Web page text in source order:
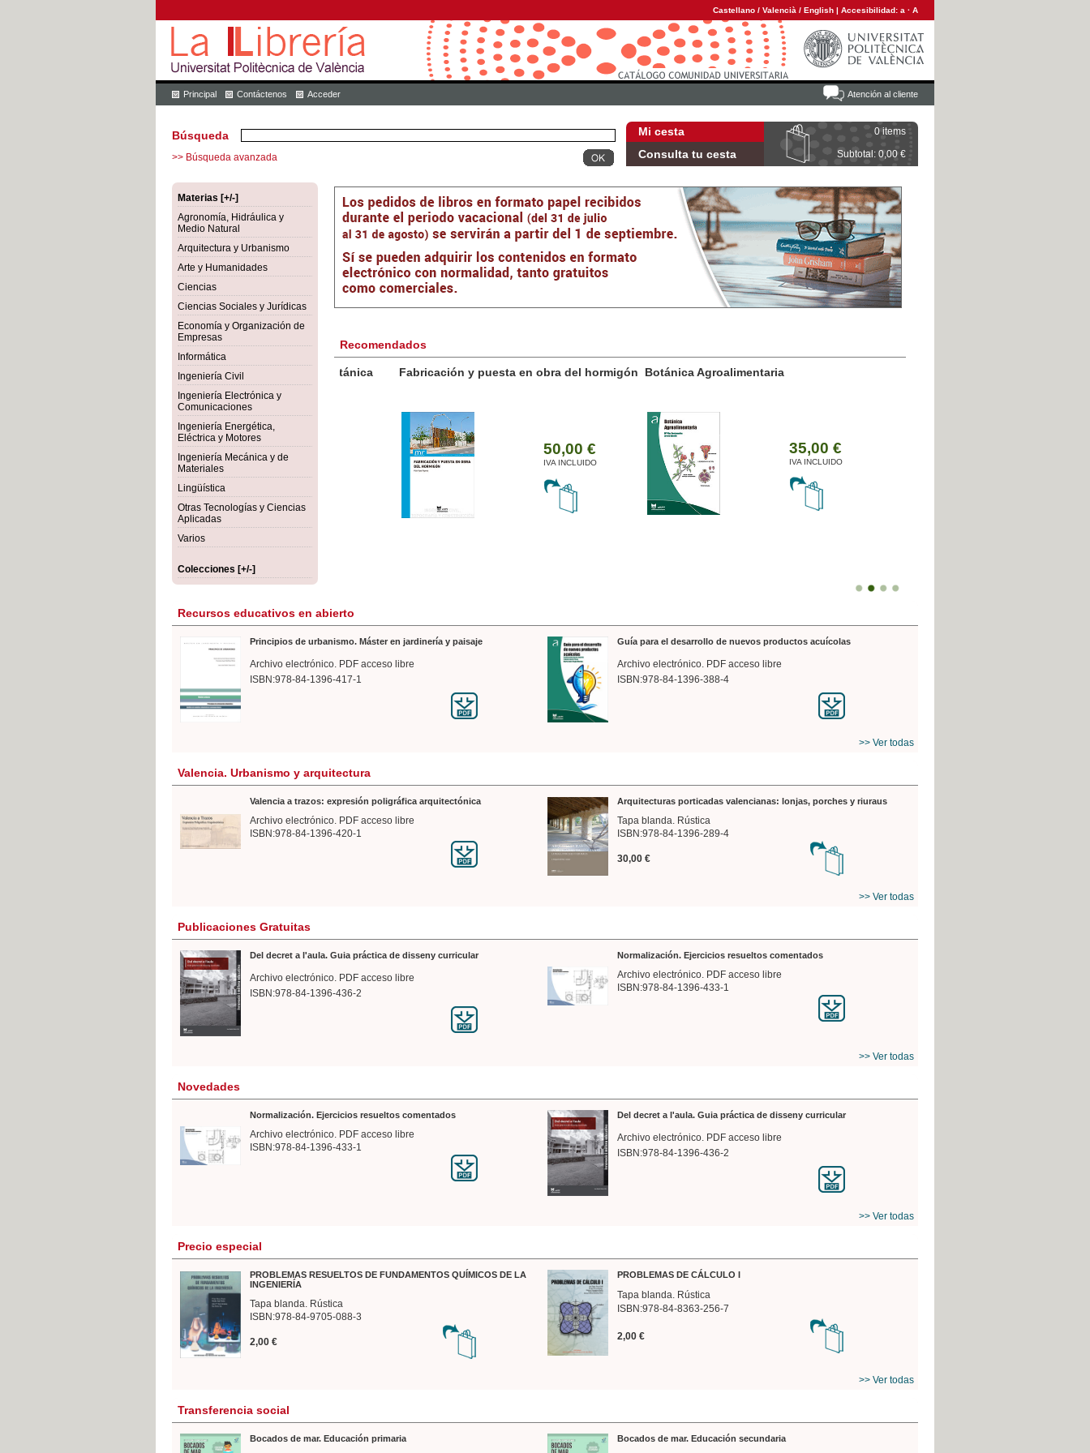
Castellano / Valencià / English | Accesibilidad: a · A
Atención al cliente
Principal Contáctenos Acceder
Mi cesta 0 items
Consulta tu cesta Subtotal: 0,00 €
Búsqueda
>> Búsqueda avanzada
Materias [+/-]
Agronomía, Hidráulica y
Medio Natural
Arquitectura y Urbanismo
Arte y Humanidades
Ciencias
Ciencias Sociales y Jurídicas
Economía y Organización de
Empresas
Informática
Ingeniería Civil
Ingeniería Electrónica y
Comunicaciones
Ingeniería Energética,
Eléctrica y Motores
Ingeniería Mecánica y de
Materiales
Lingüística
Otras Tecnologías y Ciencias
Aplicadas
Varios
Colecciones [+/-]
Recomendados
Botánica Agroalimentaria
Valencia a trazos: expresión poligráfica
Recursos educativos en abierto
Principios de urbanismo. Máster en jardinería y paisaje
Archivo electrónico. PDF acceso libre
ISBN:978-84-1396-417-1
Guía para el desarrollo de nuevos productos acuícolas
Archivo electrónico. PDF acceso libre
ISBN:978-84-1396-388-4
>> Ver todas
Valencia. Urbanismo y arquitectura
Valencia a trazos: expresión poligráfica arquitectónica
Archivo electrónico. PDF acceso libre
ISBN:978-84-1396-420-1
Arquitecturas porticadas valencianas: lonjas, porches y riuraus
Tapa blanda. Rústica
ISBN:978-84-1396-289-4
30,00 €
>> Ver todas
Publicaciones Gratuitas
Del decret a l'aula. Guia práctica de disseny curricular
Archivo electrónico. PDF acceso libre
ISBN:978-84-1396-436-2
Normalización. Ejercicios resueltos comentados
Archivo electrónico. PDF acceso libre
ISBN:978-84-1396-433-1
>> Ver todas
Novedades
Normalización. Ejercicios resueltos comentados
Archivo electrónico. PDF acceso libre
ISBN:978-84-1396-433-1
Del decret a l'aula. Guia práctica de disseny curricular
Archivo electrónico. PDF acceso libre
ISBN:978-84-1396-436-2
>> Ver todas
Precio especial
PROBLEMAS RESUELTOS DE FUNDAMENTOS QUÍMICOS DE LA
INGENIERÍA
Tapa blanda. Rústica
ISBN:978-84-9705-088-3
2,00 €
PROBLEMAS DE CÁLCULO I
Tapa blanda. Rústica
ISBN:978-84-8363-256-7
2,00 €
>> Ver todas
Transferencia social
Bocados de mar. Educación primaria Bocados de mar. Educación secundaria